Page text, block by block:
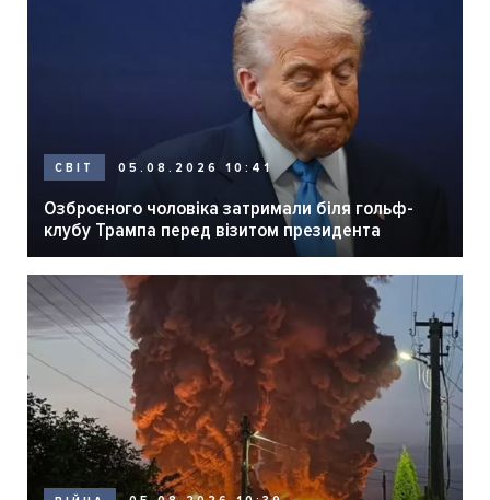
СВІТ 05.08.2026 10:41
Озброєного чоловіка затримали біля гольф-
клубу Трампа перед візитом президента